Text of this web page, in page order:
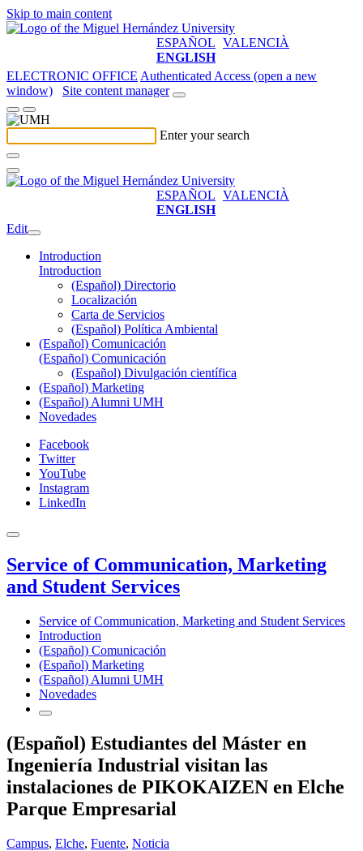
Skip to main content
ESPAÑOL VALENCIÀ
ENGLISH
ELECTRONIC OFFICE Authenticated Access (open a new
window)
Site content manager
Enter your search
ESPAÑOL VALENCIÀ
ENGLISH
Edit
Introduction
Introduction
(Español) Directorio
Localización
Carta de Servicios
(Español) Política Ambiental
(Español) Comunicación
(Español) Comunicación
(Español) Divulgación científica
(Español) Marketing
(Español) Alumni UMH
Novedades
Facebook
Twitter
YouTube
Instagram
LinkedIn
Service of Communication, Marketing
and Student Services
Service of Communication, Marketing and Student Services
Introduction
(Español) Comunicación
(Español) Marketing
(Español) Alumni UMH
Novedades
(Español) Estudiantes del Máster en
Ingeniería Industrial visitan las
instalaciones de PIKOKAIZEN en Elche
Parque Empresarial
Campus, Elche, Fuente, Noticia